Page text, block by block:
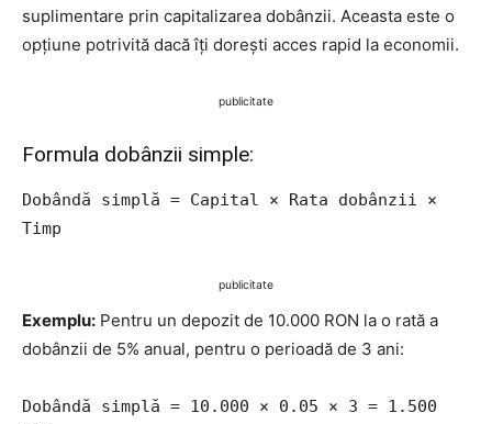
suplimentare prin capitalizarea dobânzii. Aceasta este o
opțiune potrivită dacă îți dorești acces rapid la economii.
publicitate
Formula dobânzii simple:
Dobândă simplă = Capital × Rata dobânzii ×
Timp
publicitate
Exemplu: Pentru un depozit de 10.000 RON la o rată a
dobânzii de 5% anual, pentru o perioadă de 3 ani:
Dobândă simplă = 10.000 × 0.05 × 3 = 1.500